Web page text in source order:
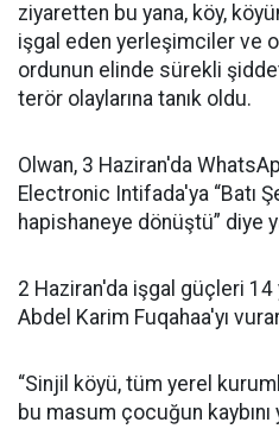
ziyaretten bu yana, köy,
işgal eden yerleşimciler ve
ordunun elinde sürekli
terör olaylarına tanık oldu.
Olwan, 3 Haziran'da
Electronic Intifada'ya “Batı
hapishaneye dönüştü” diye
2 Haziran'da işgal güçleri 14
Abdel Karim Fuqahaa'yı
“Sinjil köyü, tüm yerel
bu masum çocuğun kaybını